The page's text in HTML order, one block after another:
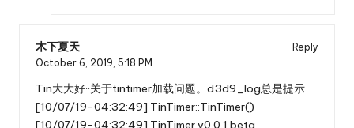
木下夏天
Reply
October 6, 2019, 5:18 PM
Tin大大好~关于tintimer加载问题。d3d9_log总是提示
[10/07/19-04:32:49] TinTimer::TinTimer()
[10/07/19-04:32:49] TinTimer v0.0.1 beta